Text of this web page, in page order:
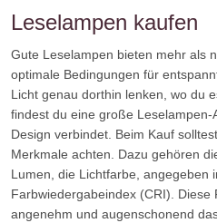
Leselampen kaufen
Gute Leselampen bieten mehr als
optimale Bedingungen für
Licht genau dorthin lenken, wo du
findest du eine große
Design verbindet. Beim Kauf
Merkmale achten. Dazu gehören
Lumen, die Lichtfarbe, angegeben
Farbwiedergabeindex (CRI). Diese
angenehm und augenschonend